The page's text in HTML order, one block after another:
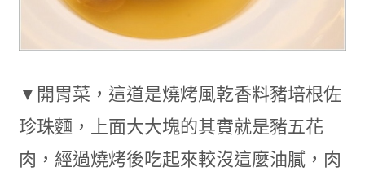
▼開胃菜，這道是燒烤風乾香料豬培根佐
珍珠麵，上面大大塊的其實就是豬五花
肉，經過燒烤後吃起來較沒這麼油膩，肉